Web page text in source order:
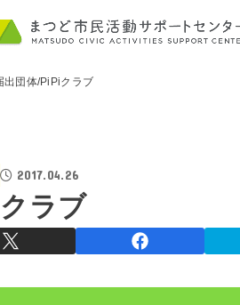
出団体 PiPiクラブ
2017.04.26
ラブ